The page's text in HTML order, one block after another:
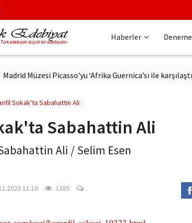
Haberler Deneme
Müzesi Picasso'yu ‘Afrika Guernica’sı ile karşılaştırdı
Sokak'ta Sabahattin Ali
Sabahattin Ali
Ali / Selim Esen
11:10 1385